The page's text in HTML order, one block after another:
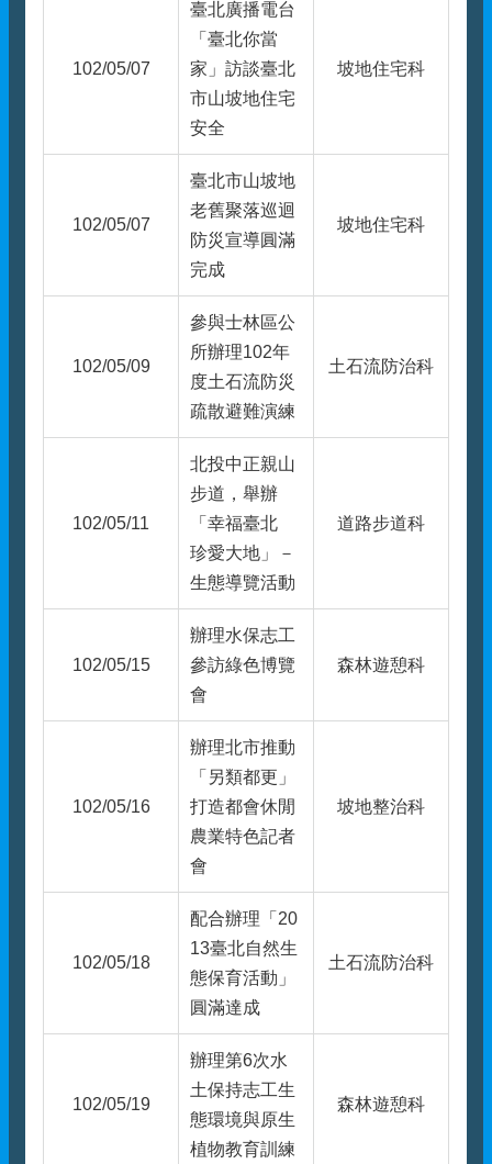
102/05/07
臺北廣播電台
「臺北你當
家」訪談臺北
市山坡地住宅
安全
坡地住宅科
102/05/07
臺北市山坡地
老舊聚落巡迴
防災宣導圓滿
完成
坡地住宅科
102/05/09
參與士林區公
所辦理102年
度土石流防災
疏散避難演練
土石流防治科
102/05/11
北投中正親山
步道，舉辦
「幸福臺北
珍愛大地」－
生態導覽活動
道路步道科
102/05/15
辦理水保志工
參訪綠色博覽
會
森林遊憩科
102/05/16
辦理北市推動
「另類都更」
打造都會休閒
農業特色記者
會
坡地整治科
102/05/18
配合辦理「20
13臺北自然生
態保育活動」
圓滿達成
土石流防治科
102/05/19
辦理第6次水
土保持志工生
態環境與原生
植物教育訓練
森林遊憩科